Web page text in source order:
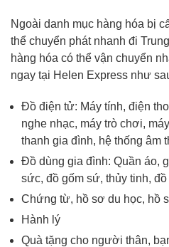
Ngoài danh mục hàng hóa bị
thể chuyển phát nhanh đi
hàng hóa có thể vận chuyển
ngay tại Helen Express như
Đồ điện tử: Máy tính, điện
nghe nhạc, máy trò chơi,
thanh gia đình, hệ thống âm
Đồ dùng gia đình: Quần áo,
sức, đồ gốm sứ, thủy tinh,
Chứng từ, hồ sơ du học, hồ
Hành lý
Quà tặng cho người thân,